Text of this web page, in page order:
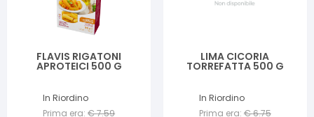
FLAVIS RIGATONI
APROTEICI 500 G
In Riordino
Prima era: €7.59
LIMA CICORIA
TORREFATTA 500 G
In Riordino
Prima era: €6.75